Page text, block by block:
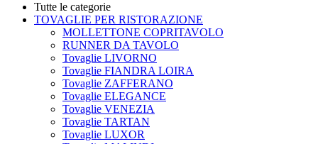
Tutte le categorie
TOVAGLIE PER RISTORAZIONE
MOLLETTONE COPRITAVOLO
RUNNER DA TAVOLO
Tovaglie LIVORNO
Tovaglie FIANDRA LOIRA
Tovaglie ZAFFERANO
Tovaglie ELEGANCE
Tovaglie VENEZIA
Tovaglie TARTAN
Tovaglie LUXOR